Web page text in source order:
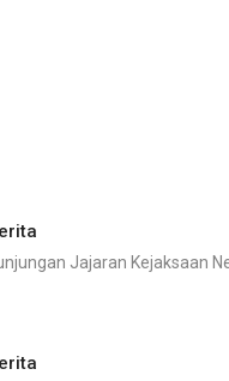
Jajaran Kejaksaan